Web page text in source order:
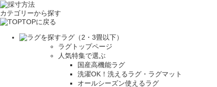
カテゴリーから探す
TOPに戻る
ラグ（2・3畳以下）
ラグトップページ
人気特集で選ぶ
国産高機能ラグ
洗濯OK！洗えるラグ・ラグマット
オールシーズン使えるラグ